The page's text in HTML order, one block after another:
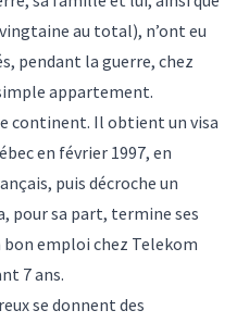
au total), n’ont eu
pendant la guerre, chez
appartement.
continent. Il obtient un visa
en février 1997, en
puis décroche un
pour sa part, termine ses
bon emploi chez Telekom
7 ans.
se donnent des